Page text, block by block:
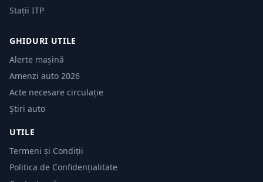
Stații ITP
GHIDURI UTILE
Alerte mașină
Amenzi auto 2026
Acte necesare circulație
Știri auto
UTILE
Termeni și Condiții
Politica de Confidențialitate